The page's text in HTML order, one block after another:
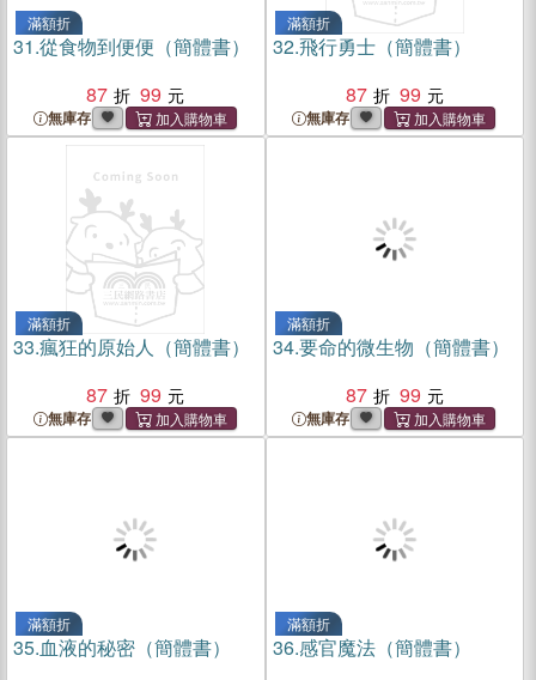
滿額折
31.從食物到便便（簡體書）
87
99
無庫存
滿額折
32.飛行勇士（簡體書）
87
99
無庫存
滿額折
33.瘋狂的原始人（簡體書）
87
99
無庫存
滿額折
34.要命的微生物（簡體書）
87
99
無庫存
滿額折
35.血液的秘密（簡體書）
滿額折
36.感官魔法（簡體書）